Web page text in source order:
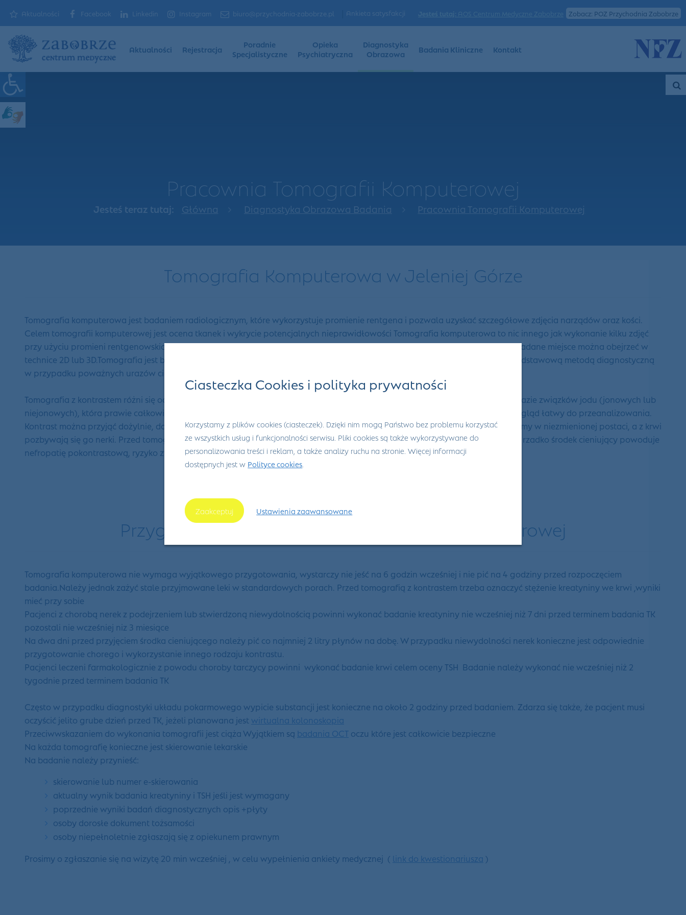
Aktualności Facebook Linkedin Instagram biuro@przychodnia-zabobrze.pl Ankieta satysfakcji Zobacz: POZ Przychodnia Zabobrze
Aktualności Rejestracja
Poradnie
Specjalistyczne
Opieka
Psychiatryczna
Diagnostyka
Obrazowa
Badania Kliniczne Kontakt
Pracownia Tomografii Komputerowej
Jesteś teraz tutaj: Główna Diagnostyka Obrazowa Badania Pracownia Tomografii Komputerowej
Tomografia Komputerowa w Jeleniej Górze
Tomografia komputerowa jest badaniem radiologicznym, które wykorzystuje promienie rentgena i pozwala uzyskać szczegółowe zdjęcia narządów oraz kości.
Celem tomografii komputerowej jest ocena tkanek i wykrycie potencjalnych nieprawidłowości Tomografia komputerowa to nic innego jak wykonanie kilku zdjęć
przy użyciu promieni rentgenowskich. Obraz jest przesyłany do komputera za pomocą specjalistycznego oprogramowania, a badane miejsce można obejrzeć w
technice 2D lub 3D.Tomografia jest badaniem bezpiecznym, bardzo dokładnym, a jej wykonanie nie zajmuje wiele czasu. Jest podstawową metodą diagnostyczną
w przypadku poważnych urazów ciała, jest także wykorzystywana w pozostałych dziedzinach medycyny,
Tomografia z kontrastem różni się od typowego badania podaniem środka cieniującego, czyli kontrastu. Jest to substancja na bazie związków jodu (jonowych lub
niejonowych), która prawie całkowicie osłabia promieniowanie. W związku z tym tkanki objęte środkiem stają się jasne, a ich wygląd łatwy do przeanalizowania.
Kontrast można przyjąć dożylnie, doustnie lub doodbytniczo w zależności od badanej partii.Z układu pokarmowego jest usuwamy w niezmienionej postaci, a z krwi
pozbywają się go nerki. Przed tomografią należy sprawdzić ich pracę za pomocą określenia poziom kreatyniny we krwi. Bardzo rzadko środek cieniujący powoduje
nefropatię pokontrastową, ryzyko zwiększa niewydolność nerek, cukrzyca, podeszły wiek, odwodnienie i niedobór
Przygotowanie do badania Tomografii Komputerowej
Tomografia komputerowa nie wymaga wyjątkowego przygotowania, wystarczy nie jeść na 6 godzin wcześniej i nie pić na 4 godziny przed rozpoczęciem
badania.Należy jednak zażyć stale przyjmowane leki w standardowych porach. Przed tomografią z kontrastem trzeba oznaczyć stężenie kreatyniny we krwi ,wyniki
mieć przy sobie
Pacjenci z chorobą nerek z podejrzeniem lub stwierdzoną niewydolnością powinni wykonać badanie kreatyniny nie wcześniej niż 7 dni przed terminem badania TK
pozostali nie wcześniej niz 3 miesiące
Na dwa dni przed przyjęciem środka cieniującego należy pić co najmniej 2 litry płynów na dobę. W przypadku niewydolności nerek konieczne jest odpowiednie
przygotowanie chorego i wykorzystanie innego rodzaju kontrastu.
Pacjenci leczeni farmakologicznie z powodu choroby tarczycy powinni wykonać badanie krwi celem oceny TSH Badanie należy wykonać nie wcześniej niż 2
tygodnie przed terminem badania TK
Często w przypadku diagnostyki układu pokarmowego wypicie substancji jest konieczne na około 2 godziny przed badaniem. Zdarza się także, że pacjent musi
oczyścić jelito grube dzień przed TK, jeżeli planowana jest wirtualna kolonoskopia
Przeciwwskazaniem do wykonania tomografii jest ciąża Wyjątkiem są badania OCT oczu które jest całkowicie bezpieczne
Na każda tomografię konieczne jest skierowanie lekarskie
Na badanie należy przynieść:
skierowanie lub numer e-skierowania
aktualny wynik badania kreatyniny i TSH jeśli jest wymagany
poprzednie wyniki badań diagnostycznych opis +płyty
osoby dorosłe dokument tożsamości
osoby niepełnoletnie zgłaszają się z opiekunem prawnym
Prosimy o zgłaszanie się na wizytę 20 min wcześniej , w celu wypełnienia ankiety medycznej ( link do kwestionariusza )
Ciasteczka Cookies i polityka prywatności
Korzystamy z plików cookies (ciasteczek). Dzięki nim mogą Państwo bez problemu korzystać
ze wszystkich usług i funkcjonalności serwisu. Pliki cookies są także wykorzystywane do
personalizowania treści i reklam, a także analizy ruchu na stronie. Więcej informacji
dostępnych jest w Polityce cookies
Zaakceptuj Ustawienia zaawansowane